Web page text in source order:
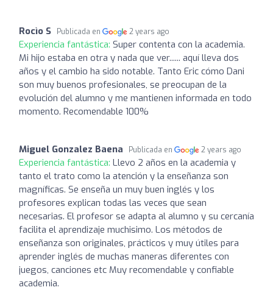
Rocìo S Publicada en 2 years ago
Experiencia fantástica: Super contenta con la academia.
Mi hijo estaba en otra y nada que ver...... aquí lleva dos
años y el cambio ha sido notable. Tanto Eric cómo Dani
son muy buenos profesionales, se preocupan de la
evolución del alumno y me mantienen informada en todo
momento. Recomendable 100%
Miguel Gonzalez Baena Publicada en 2 years ago
Experiencia fantástica: Llevo 2 años en la academia y
tanto el trato como la atención y la enseñanza son
magníficas. Se enseña un muy buen inglés y los
profesores explican todas las veces que sean
necesarias. El profesor se adapta al alumno y su cercanía
facilita el aprendizaje muchisimo. Los métodos de
enseñanza son originales, prácticos y muy útiles para
aprender inglés de muchas maneras diferentes con
juegos, canciones etc Muy recomendable y confiable
academia.